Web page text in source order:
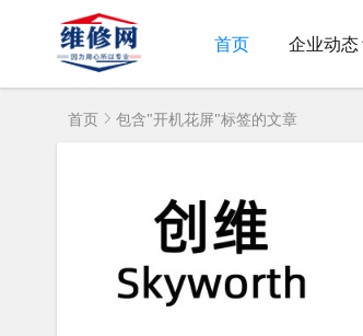
首页 企业动态
首页 包含"开机花屏"标签的文章